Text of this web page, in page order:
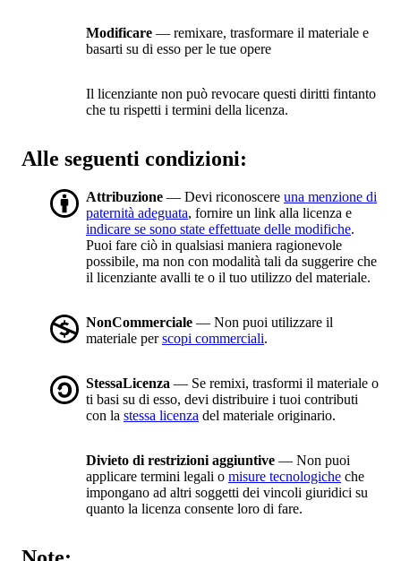
Modificare — remixare, trasformare il materiale e
basarti su di esso per le tue opere
Il licenziante non può revocare questi diritti fintanto
che tu rispetti i termini della licenza.
Alle seguenti condizioni:
Attribuzione — Devi riconoscere una menzione di
paternità adeguata, fornire un link alla licenza e
indicare se sono state effettuate delle modifiche.
Puoi fare ciò in qualsiasi maniera ragionevole
possibile, ma non con modalità tali da suggerire che
il licenziante avalli te o il tuo utilizzo del materiale.
NonCommerciale — Non puoi utilizzare il
materiale perscopi commerciali.
StessaLicenza — Se remixi, trasformi il materiale o
ti basi su di esso, devi distribuire i tuoi contributi
con la stessa licenza del materiale originario.
Divieto di restrizioni aggiuntive — Non puoi
applicare termini legali o misure tecnologiche che
impongano ad altri soggetti dei vincoli giuridici su
quanto la licenza consente loro di fare.